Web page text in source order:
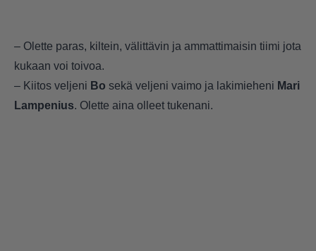
– Olette paras, kiltein, välittävin ja ammattimaisin tiimi jota
kukaan voi toivoa.
– Kiitos veljeni Bo sekä veljeni vaimo ja lakimieheni Mari
Lampenius. Olette aina olleet tukenani.